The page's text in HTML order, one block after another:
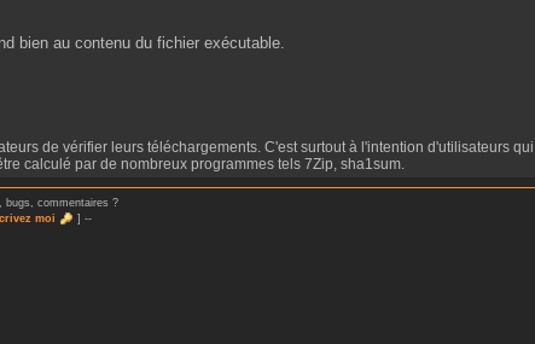
bien au contenu du fichier exécutable.
calculé par de nombreux programmes tels 7Zip, sha1sum.
bugs, commentaires ?
moi ] --